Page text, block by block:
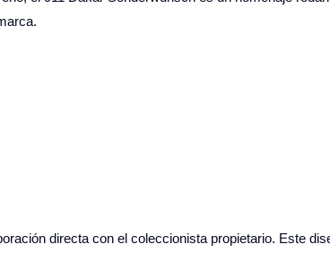
directa con el coleccionista propietario. Este